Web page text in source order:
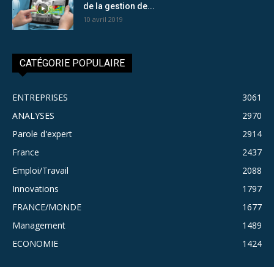
de la gestion de...
10 avril 2019
CATÉGORIE POPULAIRE
ENTREPRISES
3061
ANALYSES
2970
Parole d'expert
2914
France
2437
Emploi/Travail
2088
Innovations
1797
FRANCE/MONDE
1677
Management
1489
ECONOMIE
1424